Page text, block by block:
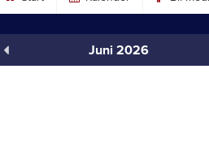
Juni 2026